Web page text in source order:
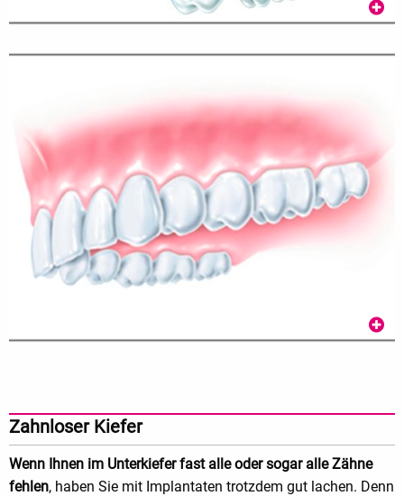
Zahnloser Kiefer
Wenn Ihnen im Unterkiefer fast alle oder sogar alle Zähne
fehlen, haben Sie mit Implantaten trotzdem gut lachen. Denn